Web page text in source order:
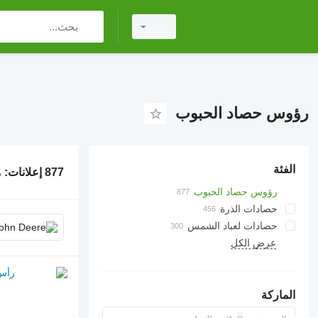
رؤوس حصاد الحبوب
الفئة
رؤوس حصاد الحبوب
حصادات الذرة
حصادات لعباد الشمس
عرض الكل
الماركة
877 إعلانات: